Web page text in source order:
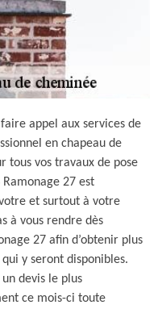
appel aux services de
en chapeau de
tous vos travaux de pose
27 est
et surtout à votre
à vous rendre dès
27 afin d’obtenir plus
y seront disponibles.
devis le plus
ce mois-ci toute